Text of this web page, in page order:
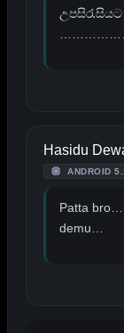
Hasidu
ANDROID
Patta
demu…